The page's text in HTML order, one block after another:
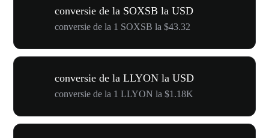
conversie de la SOXSB la USD
conversie de la 1 SOXSB la $43.32
conversie de la LLYON la USD
conversie de la 1 LLYON la $1.18K